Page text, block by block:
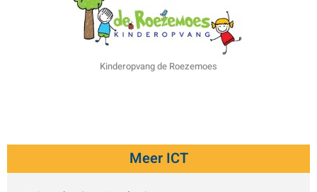
Kinderopvang de Roezemoes
Meer ICT